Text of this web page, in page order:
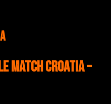
match Croatia –